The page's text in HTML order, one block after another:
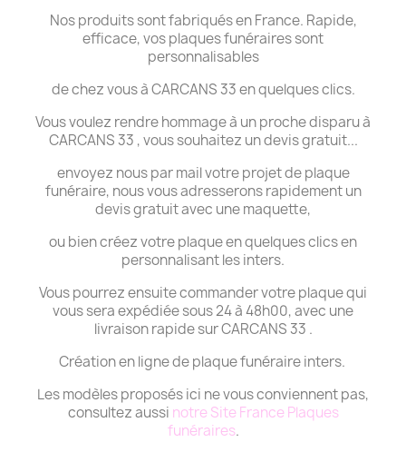
Nos produits sont fabriqués en France. Rapide,
efficace, vos plaques funéraires sont
personnalisables
de chez vous à CARCANS 33 en quelques clics.
Vous voulez rendre hommage à un proche disparu à
CARCANS 33 , vous souhaitez un devis gratuit...
envoyez nous par mail votre projet de plaque
funéraire, nous vous adresserons rapidement un
devis gratuit avec une maquette,
ou bien créez votre plaque en quelques clics en
personnalisant les inters.
Vous pourrez ensuite commander votre plaque qui
vous sera expédiée sous 24 à 48h00, avec une
livraison rapide sur CARCANS 33 .
Création en ligne de plaque funéraire inters.
Les modèles proposés ici ne vous conviennent pas,
consultez aussi notre Site France Plaques
funéraires.